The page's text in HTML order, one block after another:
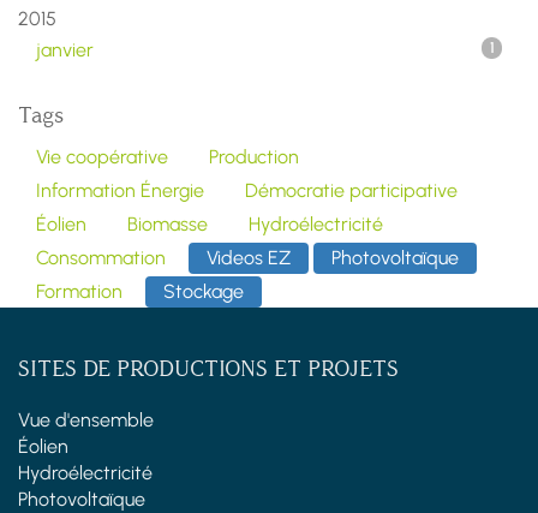
2015
janvier
1
Tags
Vie coopérative
Production
Information Énergie
Démocratie participative
Éolien
Biomasse
Hydroélectricité
Consommation
Videos EZ
Photovoltaïque
Formation
Stockage
SITES DE PRODUCTIONS ET PROJETS
Vue d'ensemble
Éolien
Hydroélectricité
Photovoltaïque